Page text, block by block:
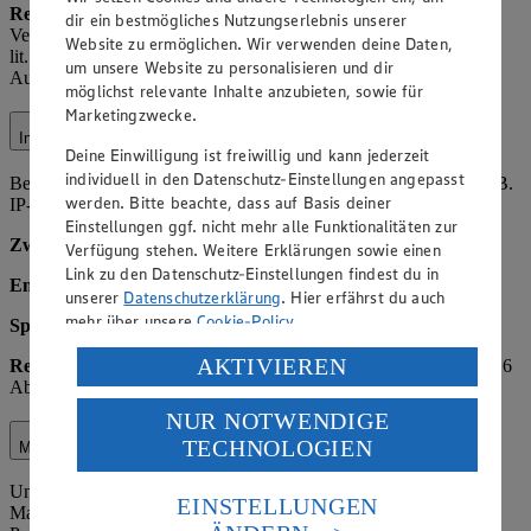
Rechtsgrundlage:Art. 6 Abs. 1 lit. c) DSGVO (rechtliche
Verpflichtung, z. B. aus StPO oder Polizeigesetzen); Art. 6 Abs. 1
lit. f) DSGVO (berechtigtes Interesse an Kooperation zur
Aufklärung von Straftaten).
Internetauftritt
Beim Besuch unserer Website verarbeiten wir Nutzungsdaten (z. B.
IP-Adresse, Browsertyp, Seitenaufrufe).
Zweck:Bereitstellung und Optimierung der Website.
Empfänger: Hosting-Dienstleister, ggf. Webanalyseanbieter.
Speicherdauer:Max. 14 Monate.
Rechtsgrundlage:
Art. 6 Abs. 1 lit. f) DSGVO; bei Cookies Art. 6
Abs. 1 lit. a) DSGVO.
Marktorganisation
Unter Marktorganisation fallen die interne Organisation des
Marktbetriebs, einschließlich Lagerverwaltung,
dir ein bestmögliches Nutzungserlebnis unserer
Website zu ermöglichen. Wir verwenden deine Daten,
um unsere Website zu personalisieren und dir
möglichst relevante Inhalte anzubieten, sowie für
Marketingzwecke.
Deine Einwilligung ist freiwillig und kann jederzeit
individuell in den Datenschutz-Einstellungen angepasst
werden. Bitte beachte, dass auf Basis deiner
Einstellungen ggf. nicht mehr alle Funktionalitäten zur
Verfügung stehen. Weitere Erklärungen sowie einen
Link zu den Datenschutz-Einstellungen findest du in
unserer Datenschutzerklärung. Hier erfährst du auch
mehr über unsereCookie-Policy.
Verarbeitung deiner personenbezogenen Daten in den
USA durch Facebook und YouTube:
Wenn du auf „Aktivieren“ klickst, willigst du im Sinne
des Art. 49 Abs. 1 Satz 1 lit. a) DSGVO ein, dass deine
Daten in den USA verarbeitet werden. Der EuGH sieht
die USA als Land mit einem nach europäischen
Standards nicht angemessenen Datenschutzniveau an.
AKTIVIEREN
NUR NOTWENDIGE
TECHNOLOGIEN
EINSTELLUNGEN